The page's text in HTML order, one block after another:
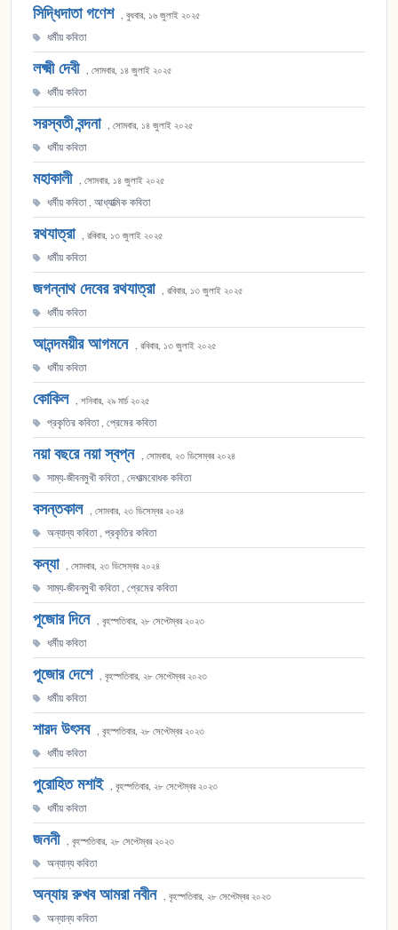
সিদ্ধিদাতা গণেশ , বুধবার, ১৬ জুলাই ২০২৫
ধর্মীয় কবিতা
লক্ষ্মী দেবী , সোমবার, ১৪ জুলাই ২০২৫
ধর্মীয় কবিতা
সরস্বতী বন্দনা , সোমবার, ১৪ জুলাই ২০২৫
ধর্মীয় কবিতা
মহাকালী , সোমবার, ১৪ জুলাই ২০২৫
ধর্মীয় কবিতা, আধ্যাত্মিক কবিতা
রথযাত্রা , রবিবার, ১৩ জুলাই ২০২৫
ধর্মীয় কবিতা
জগন্নাথ দেবের রথযাত্রা , রবিবার, ১৩ জুলাই ২০২৫
ধর্মীয় কবিতা
আনন্দময়ীর আগমনে , রবিবার, ১৩ জুলাই ২০২৫
ধর্মীয় কবিতা
কোকিল , শনিবার, ২৯ মার্চ ২০২৫
প্রকৃতির কবিতা, প্রেমের কবিতা
নয়া বছরে নয়া স্বপ্ন , সোমবার, ২৩ ডিসেম্বর ২০২৪
সাম্য-জীবনমুখী কবিতা, দেশাত্মবোধক কবিতা
বসন্তকাল , সোমবার, ২৩ ডিসেম্বর ২০২৪
অন্যান্য কবিতা, প্রকৃতির কবিতা
কন্যা , সোমবার, ২৩ ডিসেম্বর ২০২৪
সাম্য-জীবনমুখী কবিতা, প্রেমের কবিতা
পূজোর দিনে , বৃহস্পতিবার, ২৮ সেপ্টেম্বর ২০২৩
ধর্মীয় কবিতা
পূজোর দেশে , বৃহস্পতিবার, ২৮ সেপ্টেম্বর ২০২৩
ধর্মীয় কবিতা
শারদ উৎসব , বৃহস্পতিবার, ২৮ সেপ্টেম্বর ২০২৩
ধর্মীয় কবিতা
পুরোহিত মশাই , বৃহস্পতিবার, ২৮ সেপ্টেম্বর ২০২৩
ধর্মীয় কবিতা
জননী , বৃহস্পতিবার, ২৮ সেপ্টেম্বর ২০২৩
অন্যান্য কবিতা
অন্যায় রুখব আমরা নবীন , বৃহস্পতিবার, ২৮ সেপ্টেম্বর ২০২৩
অন্যান্য কবিতা